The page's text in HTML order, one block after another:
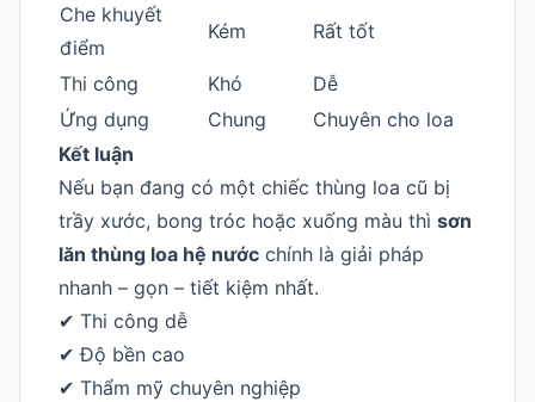
Che khuyết
điểm
Kém Rất tốt
Thi công Khó
Dễ
Ứng dụng
Chung
Chuyên cho loa
Kết luận
Nếu bạn đang có một chiếc thùng loa cũ bị
trầy xước, bong tróc hoặc xuống màu thì sơn
lăn thùng loa hệ nước chính là giải pháp
nhanh – gọn – tiết kiệm nhất.
✔ Thi công dễ
✔ Độ bền cao
✔ Thẩm mỹ chuyên nghiệp